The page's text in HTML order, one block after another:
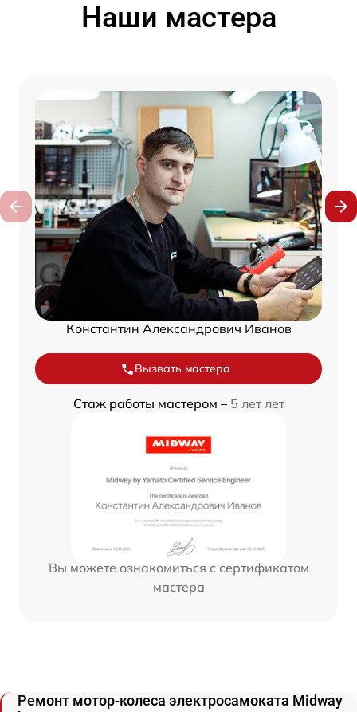
Наши мастера
Константин Александрович Иванов
Вызвать мастера
Стаж работы мастером – 5 лет лет
Вы можете ознакомиться с сертификатом
мастера
Ремонт мотор-колеса электросамоката Midway